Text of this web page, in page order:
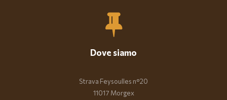
Dove siamo
Strava Feysoulles n°20
11017 Morgex